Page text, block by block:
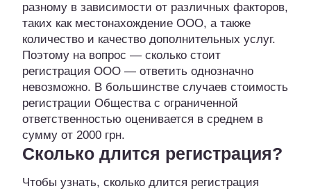
разному в зависимости от различных факторов,
таких как местонахождение ООО, а также
количество и качество дополнительных услуг.
Поэтому на вопрос — сколько стоит
регистрация ООО — ответить однозначно
невозможно. В большинстве случаев стоимость
регистрации Общества с ограниченной
ответственностью оценивается в среднем в
сумму от 2000 грн.
Сколько длится регистрация?
Чтобы узнать, сколько длится регистрация